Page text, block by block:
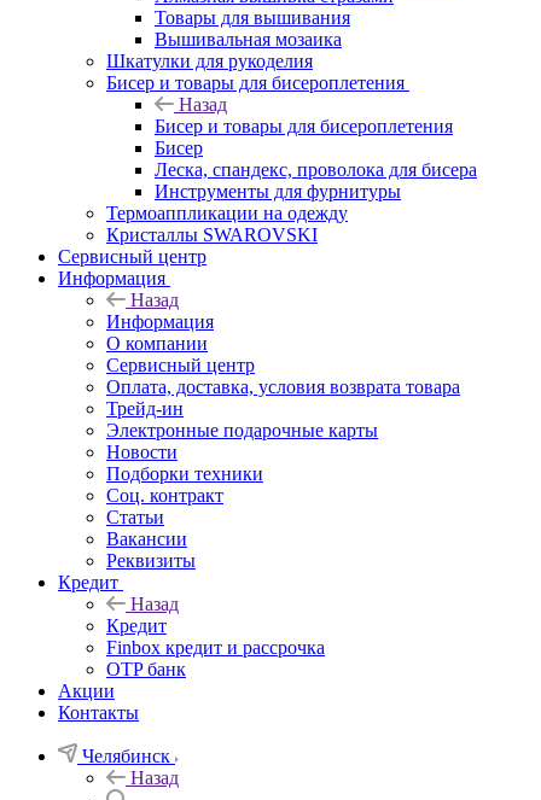
Товары для вышивания
Вышивальная мозаика
Шкатулки для рукоделия
Бисер и товары для бисероплетения
Назад
Бисер и товары для бисероплетения
Бисер
Леска, спандекс, проволока для бисера
Инструменты для фурнитуры
Термоаппликации на одежду
Кристаллы SWAROVSKI
Сервисный центр
Информация
Назад
Информация
О компании
Сервисный центр
Оплата, доставка, условия возврата товара
Трейд-ин
Электронные подарочные карты
Новости
Подборки техники
Соц. контракт
Статьи
Вакансии
Реквизиты
Кредит
Назад
Кредит
Finbox кредит и рассрочка
OTP банк
Акции
Контакты
Челябинск
Назад